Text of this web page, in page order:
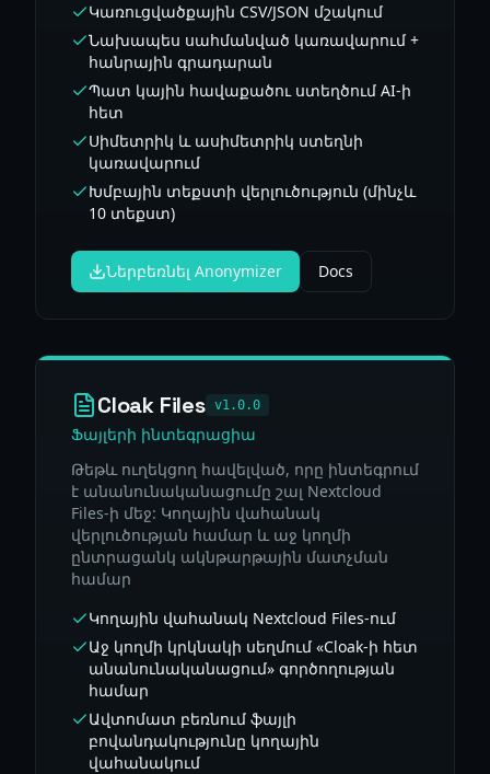
Կառուցվածքային CSV/JSON մշակում
Նախապես սահմանված կառավարում +
հանրային գրադարան
Պատ կային հավաքածու ստեղծում AI-ի
հետ
Սիմետրիկ և ասիմետրիկ ստեղնի
կառավարում
Խմբային տեքստի վերլուծություն (մինչև
10 տեքստ)
Ներբեռնել Anonymizer Docs
Cloak Files v1.0.0
Ֆայլերի ինտեգրացիա
Թեթև ուղեկցող հավելված, որը ինտեգրում
է անանունականացումը շալ Nextcloud
Files-ի մեջ: Կողային վահանակ
վերլուծության համար և աջ կողմի
ընտրացանկ ակնթարթային մատչման
համար
Կողային վահանակ Nextcloud Files-ում
Աջ կողմի կրկնակի սեղմում «Cloak-ի հետ
անանունականացում» գործողության
համար
Ավտոմատ բեռնում ֆայլի
բովանդակությունը կողային
վահանակում